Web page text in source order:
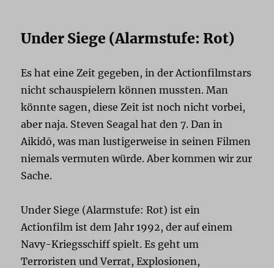
Under Siege (Alarmstufe: Rot)
Es hat eine Zeit gegeben, in der Actionfilmstars
nicht schauspielern können mussten. Man
könnte sagen, diese Zeit ist noch nicht vorbei,
aber naja. Steven Seagal hat den 7. Dan in
Aikidō, was man lustigerweise in seinen Filmen
niemals vermuten würde. Aber kommen wir zur
Sache.
Under Siege (Alarmstufe: Rot) ist ein
Actionfilm ist dem Jahr 1992, der auf einem
Navy-Kriegsschiff spielt. Es geht um
Terroristen und Verrat, Explosionen,